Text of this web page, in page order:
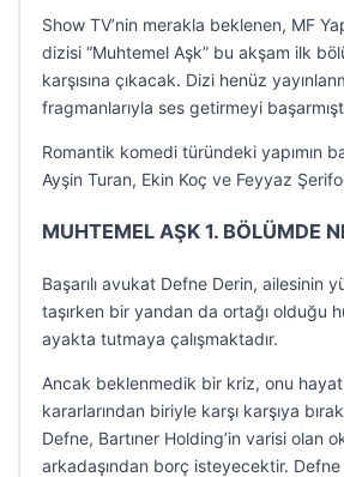
Show TV’nin merakla beklenen, MF
dizisi “Muhtemel Aşk” bu akşam ilk
karşısına çıkacak. Dizi henüz
fragmanlarıyla ses getirmeyi
Romantik komedi türündeki yapımın
Ayşin Turan, Ekin Koç ve Feyyaz
MUHTEMEL AŞK 1. BÖLÜMDE
Başarılı avukat Defne Derin, ailesinin
taşırken bir yandan da ortağı olduğu
ayakta tutmaya çalışmaktadır.
Ancak beklenmedik bir kriz, onu
kararlarından biriyle karşı karşıya
Defne, Bartıner Holding’in varisi olan
arkadaşından borç isteyecektir.